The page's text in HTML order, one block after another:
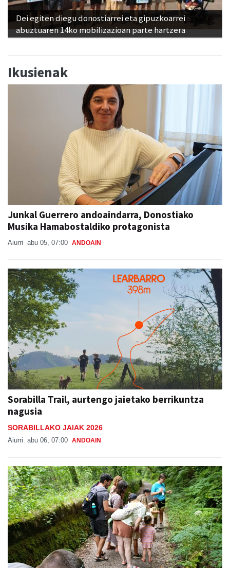
Dei egiten diegu donostiarrei eta gipuzkoarrei
abuztuaren 14ko mobilizazioan parte hartzera
Ikusienak
Junkal Guerrero andoaindarra, Donostiako
Musika Hamabostaldiko protagonista
Aiurri abu 05, 07:00 ANDOAIN
Sorabilla Trail, aurtengo jaietako berrikuntza
nagusia
SORABILLAKO JAIAK 2026
Aiurri abu 06, 07:00 ANDOAIN